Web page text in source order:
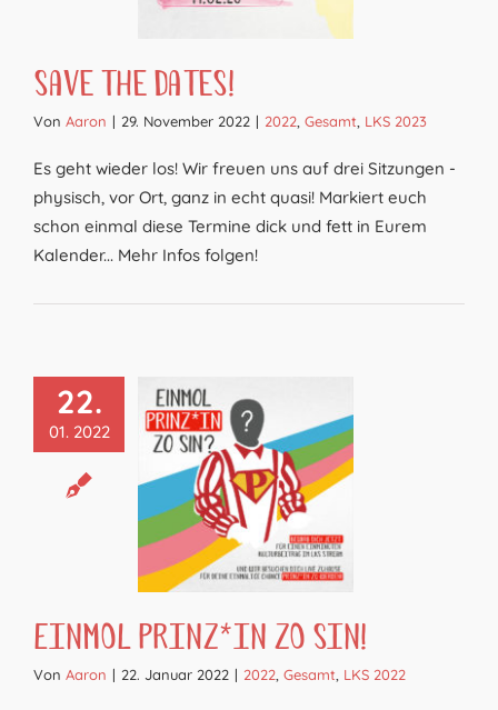
Save the Dates!
Von Aaron | 29. November 2022 | 2022, Gesamt, LKS 2023
Es geht wieder los! Wir freuen uns auf drei Sitzungen -
physisch, vor Ort, ganz in echt quasi! Markiert euch
schon einmal diese Termine dick und fett in Eurem
Kalender... Mehr Infos folgen!
22.
01. 2022
Einmol Prinz*in zo sin!
Von Aaron | 22. Januar 2022 | 2022, Gesamt, LKS 2022